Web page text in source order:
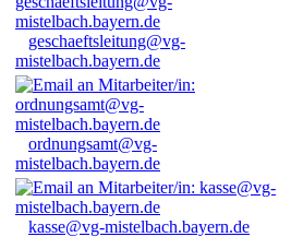
geschaeftsleitung@vg-
mistelbach.bayern.de
ordnungsamt@vg-
mistelbach.bayern.de
kasse@vg-mistelbach.bayern.de